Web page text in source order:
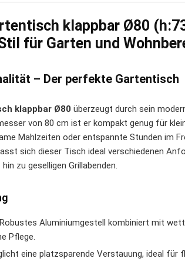
klappbar Ø80
für Garten und
– Der perfekte Gartentisch
klappbar Ø80 überzeugt durch sein
von 80 cm ist er kompakt genug für
Mahlzeiten oder entspannte Stunden im
sich dieser Tisch ideal verschiedenen
zu geselligen Grillabenden.
Robustes Aluminiumgestell kombiniert mit
Pflege.
eine platzsparende Verstauung, ideal für